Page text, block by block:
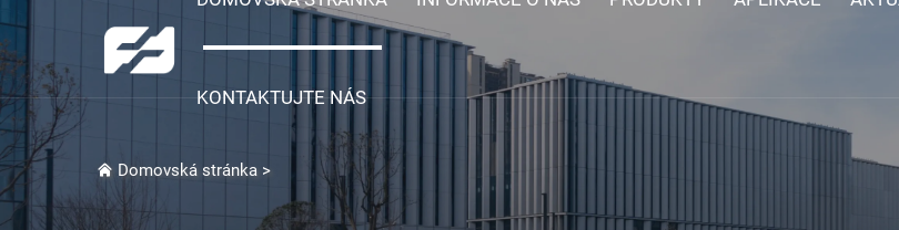
KONTAKTUJTE NÁS
Domovská stránka >